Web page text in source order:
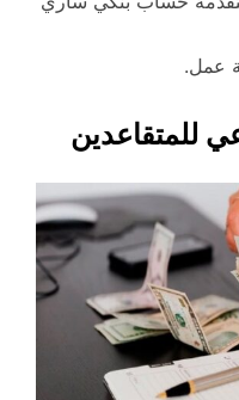
عمل.
للمتقاعدين